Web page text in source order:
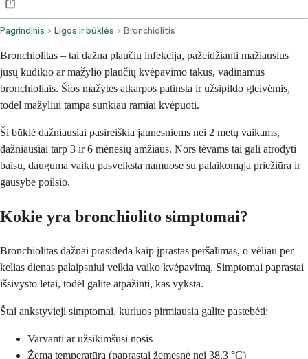
Pagrindinis Ligos ir būklės Bronchiolitis
Bronchiolitas – tai dažna plaučių infekcija, pažeidžianti mažiausius
jūsų kūdikio ar mažylio plaučių kvėpavimo takus, vadinamus
bronchioliais. Šios mažytės atkarpos patinsta ir užsipildo gleivėmis,
todėl mažyliui tampa sunkiau ramiai kvėpuoti.
Ši būklė dažniausiai pasireiškia jaunesniems nei 2 metų vaikams,
dažniausiai tarp 3 ir 6 mėnesių amžiaus. Nors tėvams tai gali atrodyti
baisu, dauguma vaikų pasveiksta namuose su palaikomąja priežiūra ir
gausybe poilsio.
Kokie yra bronchiolito simptomai?
Bronchiolitas dažnai prasideda kaip įprastas peršalimas, o vėliau per
kelias dienas palaipsniui veikia vaiko kvėpavimą. Simptomai paprastai
išsivysto lėtai, todėl galite atpažinti, kas vyksta.
Štai ankstyvieji simptomai, kuriuos pirmiausia galite pastebėti:
Varvanti ar užsikimšusi nosis
Žema temperatūra (paprastai žemesnė nei 38,3 °C)